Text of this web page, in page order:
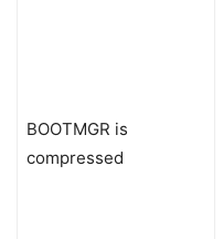
BOOTMGR is
compressed